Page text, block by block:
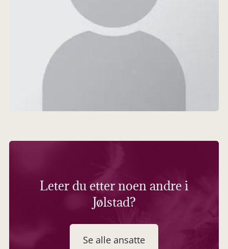
Leter du etter noen andre i
Jølstad?
Se alle ansatte